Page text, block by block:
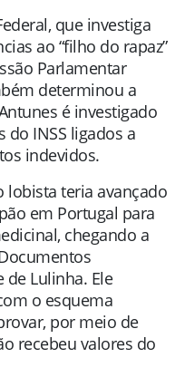
, que investiga
ao “filho do rapaz”
Parlamentar
determinou a
é investigado
do INSS ligados a
indevidos.
lobista teria avançado
em Portugal para
chegando a
Lulinha. Ele
o esquema
por meio de
recebeu valores do